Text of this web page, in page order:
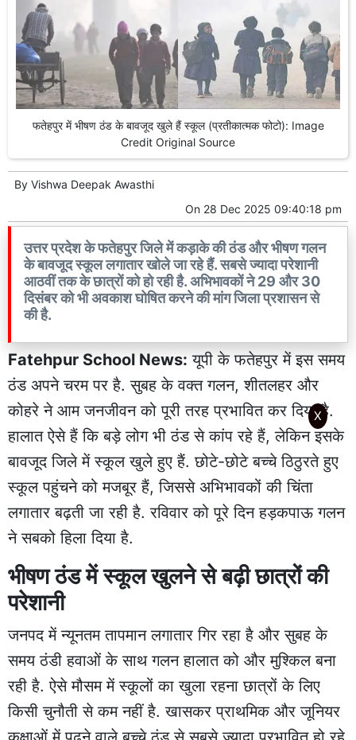
फतेहपुर में भीषण ठंड के बावजूद खुले हैं स्कूल (प्रतीकात्मक फोटो): Image
Credit Original Source
By Vishwa Deepak Awasthi
On 28 Dec 2025 09:40:18 pm
उत्तर प्रदेश के फतेहपुर जिले में कड़ाके की ठंड और भीषण गलन
के बावजूद स्कूल लगातार खोले जा रहे हैं. सबसे ज्यादा परेशानी
आठवीं तक के छात्रों को हो रही है. अभिभावकों ने 29 और 30
दिसंबर को भी अवकाश घोषित करने की मांग जिला प्रशासन से
की है.
Fatehpur School News: यूपी के फतेहपुर में इस समय
ठंड अपने चरम पर है. सुबह के वक्त गलन, शीतलहर और
कोहरे ने आम जनजीवन को पूरी तरह प्रभावित कर दिया है.
हालात ऐसे हैं कि बड़े लोग भी ठंड से कांप रहे हैं, लेकिन इसके
बावजूद जिले में स्कूल खुले हुए हैं. छोटे-छोटे बच्चे ठिठुरते हुए
स्कूल पहुंचने को मजबूर हैं, जिससे अभिभावकों की चिंता
लगातार बढ़ती जा रही है. रविवार को पूरे दिन हड़कपाऊ गलन
ने सबको हिला दिया है.
भीषण ठंड में स्कूल खुलने से बढ़ी छात्रों की
परेशानी
जनपद में न्यूनतम तापमान लगातार गिर रहा है और सुबह के
समय ठंडी हवाओं के साथ गलन हालात को और मुश्किल बना
रही है. ऐसे मौसम में स्कूलों का खुला रहना छात्रों के लिए
किसी चुनौती से कम नहीं है. खासकर प्राथमिक और जूनियर
X